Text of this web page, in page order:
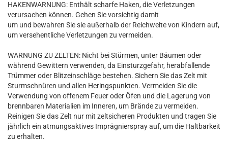
HAKENWARNUNG: Enthält scharfe Haken, die Verletzungen
verursachen können. Gehen Sie vorsichtig damit
um und bewahren Sie sie außerhalb der Reichweite von Kindern auf,
um versehentliche Verletzungen zu vermeiden.
WARNUNG ZU ZELTEN: Nicht bei Stürmen, unter Bäumen oder
während Gewittern verwenden, da Einsturzgefahr, herabfallende
Trümmer oder Blitzeinschläge bestehen. Sichern Sie das Zelt mit
Sturmschnüren und allen Heringspunkten. Vermeiden Sie die
Verwendung von offenem Feuer oder Öfen und die Lagerung von
brennbaren Materialien im Inneren, um Brände zu vermeiden.
Reinigen Sie das Zelt nur mit zeltsicheren Produkten und tragen Sie
jährlich ein atmungsaktives Imprägnierspray auf, um die Haltbarkeit
zu erhalten.